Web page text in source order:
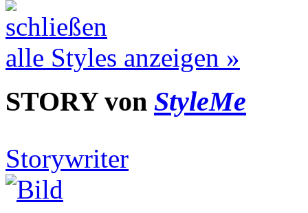
alle Styles anzeigen »
STORY von StyleMe
Storywriter